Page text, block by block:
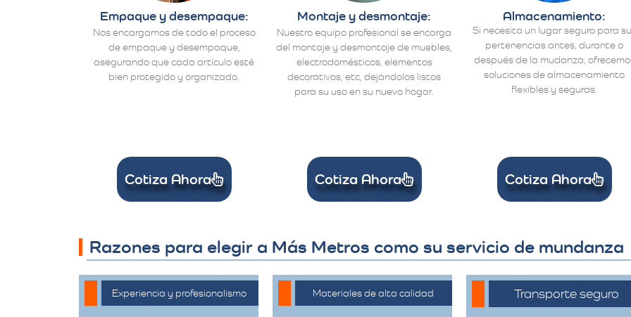
Empaque y desempaque:
Nos encargamos de todo el proceso
de empaque y desempaque,
asegurando que cada artículo esté
bien protegido y organizado.
Montaje y desmontaje:
Nuestro equipo profesional se encarga
del montaje y desmontaje de muebles,
electrodomésticos, elementos
decorativos, etc, dejándolos listos
para su uso en su nuevo hogar.
Almacenamiento:
Si necesita un lugar seguro para
pertenencias antes, durante o
después de la mudanza,
soluciones de almacenamiento
flexibles y seguras.
Cotiza Ahora Cotiza Ahora Cotiza Ahora
Razones para elegir a Más Metros como su servicio de mundanza
Experiencia y profesionalismo
El equipo de expertos
Materiales de alta calidad
Transporte seguro